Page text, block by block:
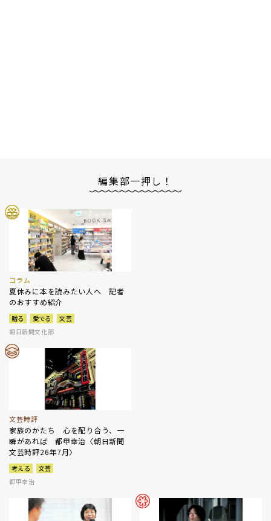
編集部一押し！
コラム
夏休みに本を読みたい人へ 記者
のおすすめ紹介
贈る 愛でる
文芸
朝日新聞文化部
文芸時評
家族のかたち 心を配り合う、一
瞬があれば 都甲幸治〈朝日新聞
文芸時評26年7月〉
考える
文芸
都甲幸治